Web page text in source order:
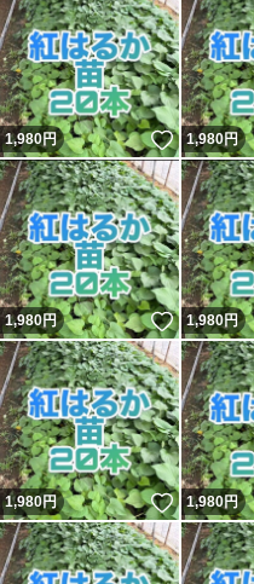
1,980円 いいね！
1,980円
1,980円 いいね！
1,980円
1,980円 いいね！
1,980円